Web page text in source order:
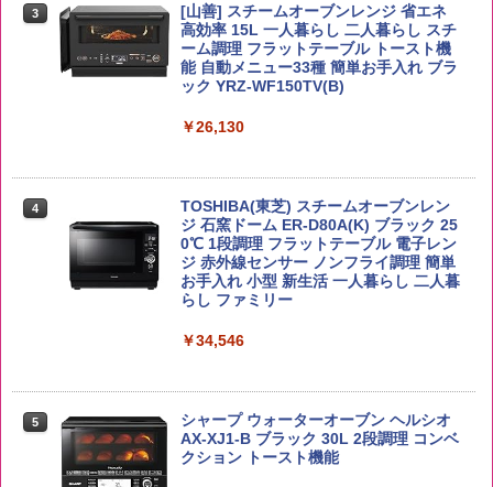
4
by Amazon あきたこまちブレンド 無洗
米 5kg
￥3,396
￥3,274
トリスウイスキー 4000ml サントリー 大
容量 4リットル
￥4,345
白州 Story of the Distillery 2026 化粧箱
入 700ml
￥20,000
カップヌードル カップヌードルPRO シ
ーフードヌードル 高たんぱく&低糖質 さ
らに塩分控えめ 78g×12個
￥2,989
5
カップヌードル カップヌードルPRO し
ょうゆ 高たんぱく&低糖質 さらに塩分控
えめ 75g×12個
￥3,103
3
[山善] スチームオーブンレンジ 省エネ
高効率 15L 一人暮らし 二人暮らし スチ
ーム調理 フラットテーブル トースト機
能 自動メニュー33種 簡単お手入れ ブラ
ック YRZ-WF150TV(B)
￥26,130
4
TOSHIBA(東芝) スチームオーブンレン
ジ 石窯ドーム ER-D80A(K) ブラック 25
0℃ 1段調理 フラットテーブル 電子レン
ジ 赤外線センサー ノンフライ調理 簡単
お手入れ 小型 新生活 一人暮らし 二人暮
らし ファミリー
￥34,546
5
シャープ ウォーターオーブン ヘルシオ
AX-XJ1-B ブラック 30L 2段調理 コンベ
クション トースト機能